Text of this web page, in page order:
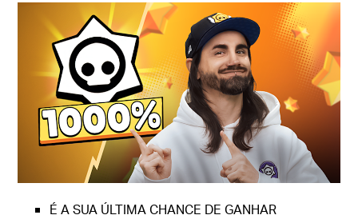
É A SUA ÚLTIMA CHANCE DE GANHAR